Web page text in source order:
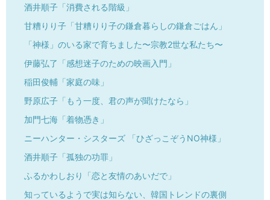
酒井順子「消費される階級」
甘糟りり子「甘糟りり子の鎌倉暮らしの鎌倉ごはん」
「神様」のいる家で育ちました〜宗教2世な私たち〜
伊藤弘了「感想迷子のための映画入門」
稲田俊輔「家庭の味」
野原広子「もう一度、君の声が聞けたなら」
加門七海「着物憑き」
ニーハンター・シスターズ 「ひざっこぞうNO神様」
酒井順子「孤独の功罪」
ふるかわしおり「恋と友情のあいだで」
知っているようで実は知らない、韓国トレンドの裏側